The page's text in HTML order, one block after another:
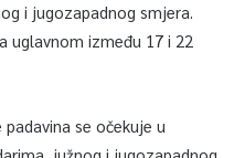
i jugozapadnog smjera.
uglavnom između 17 i 22
se očekuje u